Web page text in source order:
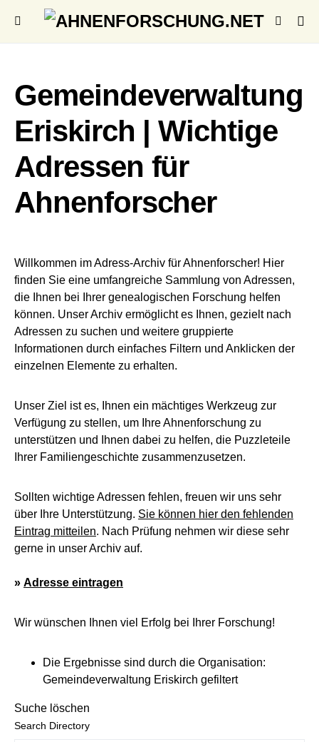
Gemeindeverwaltung
Eriskirch | Wichtige
Adressen für
Ahnenforscher
Willkommen im Adress-Archiv für Ahnenforscher! Hier
finden Sie eine umfangreiche Sammlung von Adressen,
die Ihnen bei Ihrer genealogischen Forschung helfen
können. Unser Archiv ermöglicht es Ihnen, gezielt nach
Adressen zu suchen und weitere gruppierte
Informationen durch einfaches Filtern und Anklicken der
einzelnen Elemente zu erhalten.
Unser Ziel ist es, Ihnen ein mächtiges Werkzeug zur
Verfügung zu stellen, um Ihre Ahnenforschung zu
unterstützen und Ihnen dabei zu helfen, die Puzzleteile
Ihrer Familiengeschichte zusammenzusetzen.
Sollten wichtige Adressen fehlen, freuen wir uns sehr
über Ihre Unterstützung. Sie können hier den fehlenden
Eintrag mitteilen. Nach Prüfung nehmen wir diese sehr
gerne in unser Archiv auf.
» Adresse eintragen
Wir wünschen Ihnen viel Erfolg bei Ihrer Forschung!
Die Ergebnisse sind durch die Organisation:
Gemeindeverwaltung Eriskirch gefiltert
Suche löschen
Search Directory